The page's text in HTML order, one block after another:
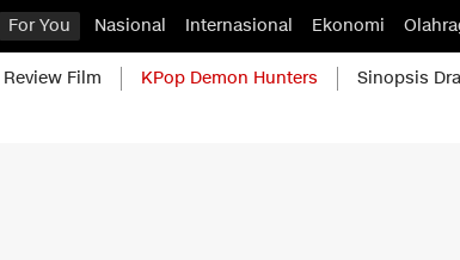
For You Nasional Internasional Ekonomi
Review Film KPop Demon Hunters Sinopsis